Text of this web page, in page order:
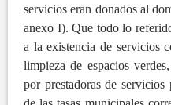
servicios eran donados al
anexo I). Que todo lo
a la existencia de servicios
limpieza de espacios
por prestadoras de